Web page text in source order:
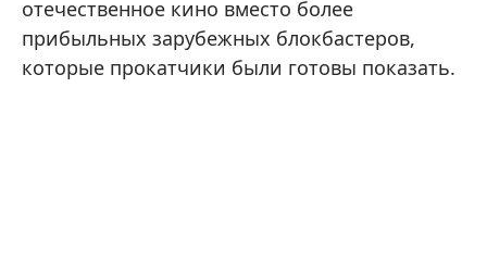
отечественное кино вместо более
прибыльных зарубежных блокбастеров,
которые прокатчики были готовы показать.